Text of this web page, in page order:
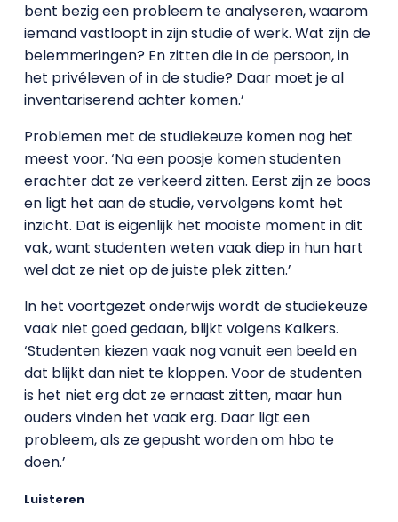
bent bezig een probleem te analyseren, waarom
iemand vastloopt in zijn studie of werk. Wat zijn de
belemmeringen? En zitten die in de persoon, in
het privéleven of in de studie? Daar moet je al
inventariserend achter komen.’
Problemen met de studiekeuze komen nog het
meest voor. ‘Na een poosje komen studenten
erachter dat ze verkeerd zitten. Eerst zijn ze boos
en ligt het aan de studie, vervolgens komt het
inzicht. Dat is eigenlijk het mooiste moment in dit
vak, want studenten weten vaak diep in hun hart
wel dat ze niet op de juiste plek zitten.’
In het voortgezet onderwijs wordt de studiekeuze
vaak niet goed gedaan, blijkt volgens Kalkers.
‘Studenten kiezen vaak nog vanuit een beeld en
dat blijkt dan niet te kloppen. Voor de studenten
is het niet erg dat ze ernaast zitten, maar hun
ouders vinden het vaak erg. Daar ligt een
probleem, als ze gepusht worden om hbo te
doen.’
Luisteren